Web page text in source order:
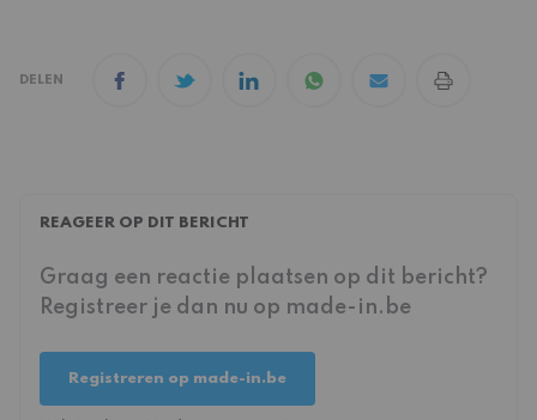
DELEN
REAGEER OP DIT BERICHT
Graag een reactie plaatsen op dit bericht?
Registreer je dan nu op made-in.be
Registreren op made-in.be